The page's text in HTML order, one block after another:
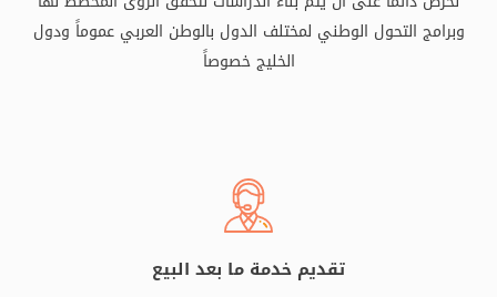
وبرامج التحول الوطني لمختلف الدول بالوطن العربي عموماً ودول
الخليج خصوصاً
تقديم خدمة ما بعد البيع